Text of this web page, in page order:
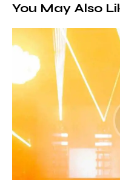
You May Also